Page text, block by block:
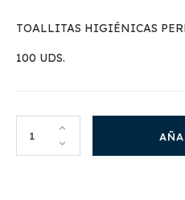
TOALLITAS HIGIÉNICAS
100 UDS.